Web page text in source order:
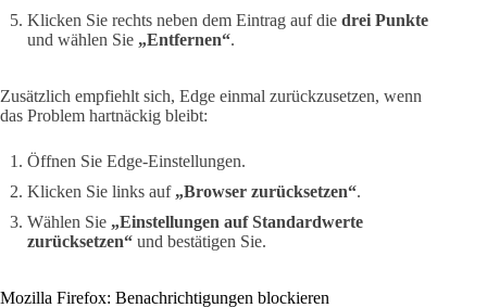
Klicken Sie rechts neben dem Eintrag auf die drei Punkte
und wählen Sie „Entfernen“.
Zusätzlich empfiehlt sich, Edge einmal zurückzusetzen, wenn
das Problem hartnäckig bleibt:
Öffnen Sie Edge-Einstellungen.
Klicken Sie links auf „Browser zurücksetzen“.
Wählen Sie „Einstellungen auf Standardwerte
zurücksetzen“ und bestätigen Sie.
Mozilla Firefox: Benachrichtigungen blockieren